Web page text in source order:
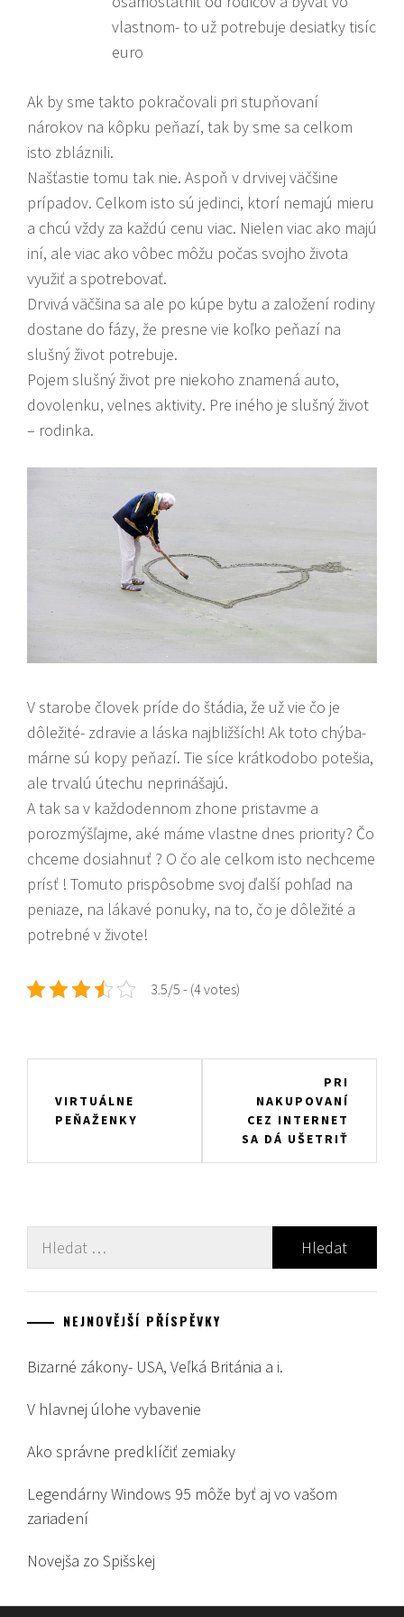
vlastnom- to už potrebuje desiatky tisíc
euro
Ak by sme takto pokračovali pri stupňovaní
nárokov na kôpku peňazí, tak by sme sa celkom
isto zbláznili.
Našťastie tomu tak nie. Aspoň v drvivej väčšine
prípadov. Celkom isto sú jedinci, ktorí nemajú mieru
a chcú vždy za každú cenu viac. Nielen viac ako majú
iní, ale viac ako vôbec môžu počas svojho života
využiť a spotrebovať.
Drvivá väčšina sa ale po kúpe bytu a založení rodiny
dostane do fázy, že presne vie koľko peňazí na
slušný život potrebuje.
Pojem slušný život pre niekoho znamená auto,
dovolenku, velnes aktivity. Pre iného je slušný život
– rodinka.
V starobe človek príde do štádia, že už vie čo je
dôležité- zdravie a láska najbližších! Ak toto chýba-
márne sú kopy peňazí. Tie síce krátkodobo potešia,
ale trvalú útechu neprinášajú.
A tak sa v každodennom zhone pristavme a
porozmýšľajme, aké máme vlastne dnes priority? Čo
chceme dosiahnuť ? O čo ale celkom isto nechceme
prísť ! Tomuto prispôsobme svoj ďalší pohľad na
peniaze, na lákavé ponuky, na to, čo je dôležité a
potrebné v živote!
3.5/5 - (4 votes)
proVIRTUÁLNE
PEŇAŽENKY
PRI
NAKUPOVANÍ
CEZ INTERNET
SA DÁ UŠETRIŤ
Vyhledávání
NEJNOVĚJŠÍ PŘÍSPĚVKY
Bizarné zákony- USA, Veľká Británia a i.
V hlavnej úlohe vybavenie
Ako správne predklíčiť zemiaky
Legendárny Windows 95 môže byť aj vo vašom
zariadení
Novejša zo Spišskej